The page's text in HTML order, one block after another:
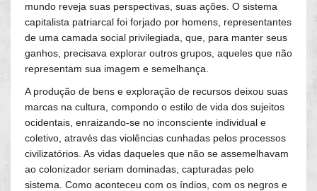
mundo reveja suas perspectivas, suas ações. O sistema
capitalista patriarcal foi forjado por homens, representantes
de uma camada social privilegiada, que, para manter seus
ganhos, precisava explorar outros grupos, aqueles que não
representam sua imagem e semelhança.
A produção de bens e exploração de recursos deixou suas
marcas na cultura, compondo o estilo de vida dos sujeitos
ocidentais, enraizando-se no inconsciente individual e
coletivo, através das violências cunhadas pelos processos
civilizatórios. As vidas daqueles que não se assemelhavam
ao colonizador seriam dominadas, capturadas pelo
sistema. Como aconteceu com os índios, com os negros e